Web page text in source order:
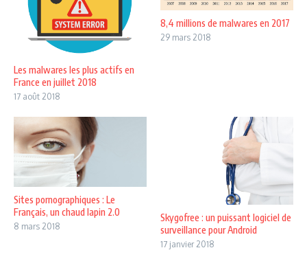
Les malwares les plus actifs en
France en juillet 2018
17 août 2018
8,4 millions de malwares en 2017
29 mars 2018
Sites pornographiques : Le
Français, un chaud lapin 2.0
8 mars 2018
Skygofree : un puissant logiciel de
surveillance pour Android
17 janvier 2018